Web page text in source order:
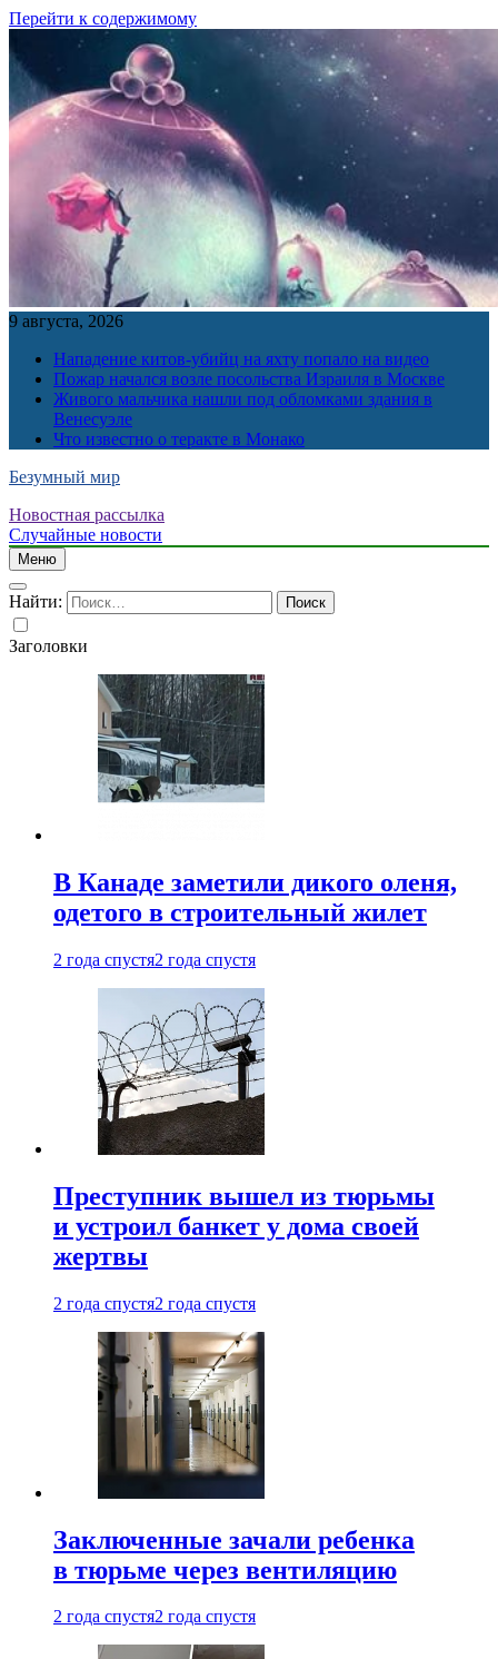
Перейти к содержимому
9 августа, 2026
Нападение китов-убийц на яхту попало на видео
Пожар начался возле посольства Израиля в Москве
Живого мальчика нашли под обломками здания в
Венесуэле
Что известно о теракте в Монако
Безумный мир
Новостная рассылка
Случайные новости
Меню
Найти:
Заголовки
В Канаде заметили дикого оленя,
одетого в строительный жилет
2 года спустя2 года спустя
Преступник вышел из тюрьмы
и устроил банкет у дома своей
жертвы
2 года спустя2 года спустя
Заключенные зачали ребенка
в тюрьме через вентиляцию
2 года спустя2 года спустя